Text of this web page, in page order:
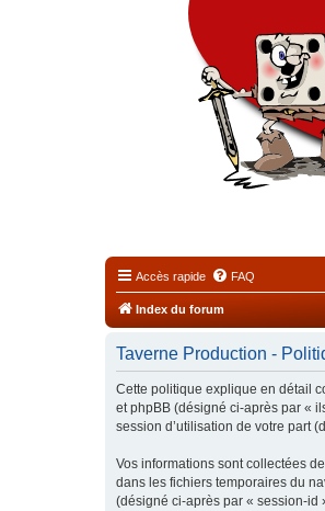
Accès rapide FAQ
Index du forum
Taverne Production -
Cette politique explique en détail
et phpBB (désigné ci-après par «
session d’utilisation de votre part
Vos informations sont collectées
dans les fichiers temporaires du
(désigné ci-après par « session-id